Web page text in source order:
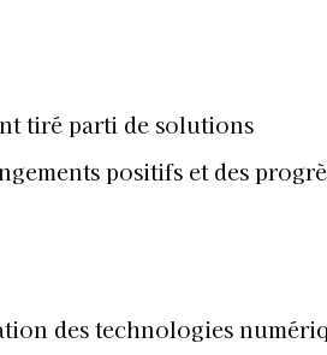
tiré parti de solutions
positifs et des
des technologies